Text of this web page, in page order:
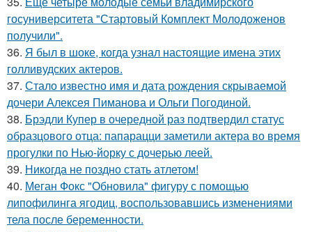
госуниверситета "Стартовый Комплект Молодоженов
получили".
36. Я был в шоке, когда узнал настоящие имена этих
голливудских актеров.
37. Стало известно имя и дата рождения скрываемой
дочери Алексея Пиманова и Ольги Погодиной.
38. Брэдли Купер в очередной раз подтвердил статус
образцового отца: папарацци заметили актера во время
прогулки по Нью-йорку с дочерью леей.
39. Никогда не поздно стать атлетом!
40. Меган Фокс "Обновила" фигуру с помощью
липофилинга ягодиц, воспользовавшись изменениями
тела после беременности.